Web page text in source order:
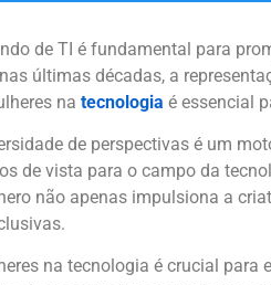
de TI é fundamental para
últimas décadas, a
na tecnologia é essencial
de perspectivas é um
de vista para o campo da
não apenas impulsiona a
na tecnologia é crucial